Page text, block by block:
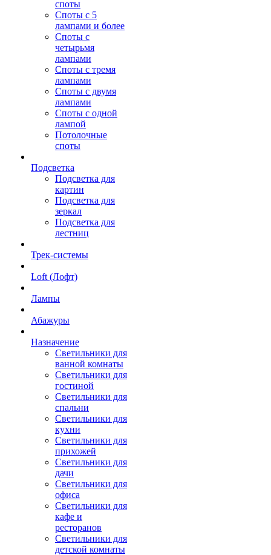
споты
Споты с 5
лампами и более
Споты с
четырьмя
лампами
Споты с тремя
лампами
Споты с двумя
лампами
Споты с одной
лампой
Потолочные
споты
Подсветка
Подсветка для
картин
Подсветка для
зеркал
Подсветка для
лестниц
Трек-системы
Loft (Лофт)
Лампы
Абажуры
Назначение
Светильники для
ванной комнаты
Светильники для
гостиной
Светильники для
спальни
Светильники для
кухни
Светильники для
прихожей
Светильники для
дачи
Светильники для
офиса
Светильники для
кафе и
ресторанов
Светильники для
детской комнаты